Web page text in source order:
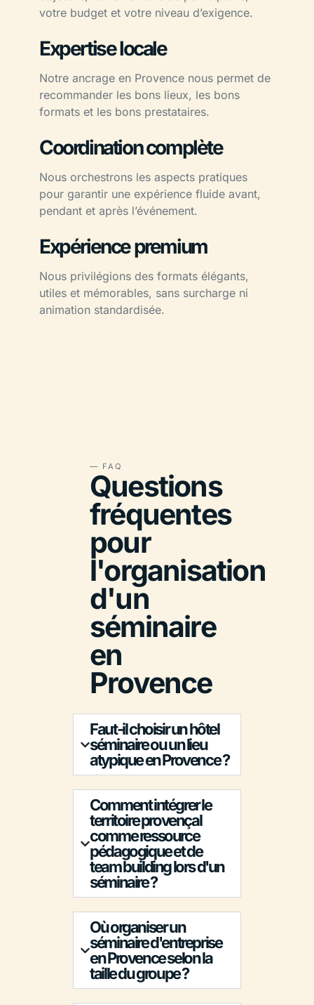
votre budget et votre niveau d’exigence.
Expertise locale
Notre ancrage en Provence nous permet de
recommander les bons lieux, les bons
formats et les bons prestataires.
Coordination complète
Nous orchestrons les aspects pratiques
pour garantir une expérience fluide avant,
pendant et après l’événement.
Expérience premium
Nous privilégions des formats élégants,
utiles et mémorables, sans surcharge ni
animation standardisée.
— FAQ
Questions
fréquentes
pour
l'organisation
d'un
séminaire
en
Provence
Faut-il choisir un hôtel
séminaire ou un lieu
atypique en Provence ?
Comment intégrer le
territoire provençal
comme ressource
pédagogique et de
team building lors d'un
séminaire ?
Où organiser un
séminaire d'entreprise
en Provence selon la
taille du groupe ?